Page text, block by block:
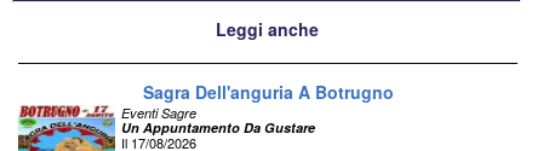
Leggi anche
Sagra Dell'anguria A Botrugno
Eventi Sagre
Un Appuntamento Da Gustare
Il 17/08/2026